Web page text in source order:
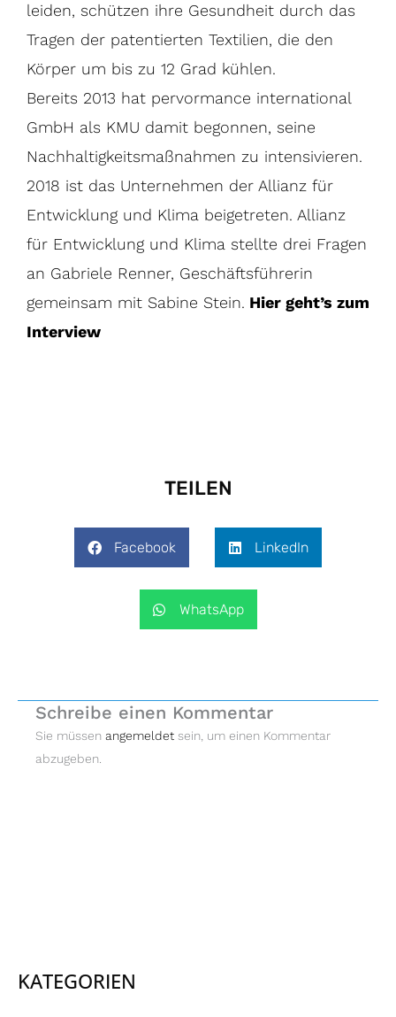
leiden, schützen ihre Gesundheit durch das
Tragen der patentierten Textilien, die den
Körper um bis zu 12 Grad kühlen.
Bereits 2013 hat pervormance international
GmbH als KMU damit begonnen, seine
Nachhaltigkeitsmaßnahmen zu intensivieren.
2018 ist das Unternehmen der Allianz für
Entwicklung und Klima beigetreten. Allianz
für Entwicklung und Klima stellte drei Fragen
an Gabriele Renner, Geschäftsführerin
gemeinsam mit Sabine Stein. Hier geht’s zum
Interview
TEILEN
Facebook LinkedIn
WhatsApp
Schreibe einen Kommentar
Sie müssen angemeldet sein, um einen Kommentar
abzugeben.
KATEGORIEN